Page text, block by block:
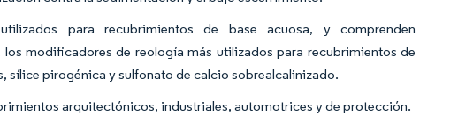
para recubrimientos de base acuosa, y comprenden
modificadores de reología más utilizados para recubrimientos de
pirogénica y sulfonato de calcio sobrealcalinizado.
arquitectónicos, industriales, automotrices y de protección.